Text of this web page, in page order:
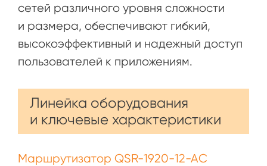
сетей различного уровня сложности
и размера, обеспечивают гибкий,
высокоэффективный и надежный доступ
пользователей к приложениям.
Линейка оборудования
и ключевые характеристики
Маршрутизатор QSR-1920-12-AC